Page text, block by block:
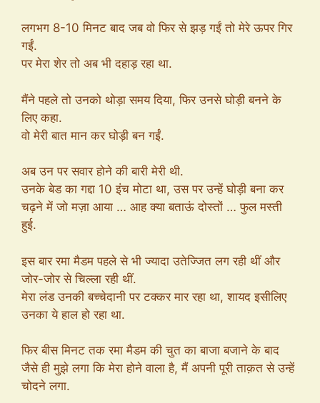
लगभग 8-10 मिनट बाद जब वो फिर से झड़ गईं तो मेरे ऊपर गिर
गईं.
पर मेरा शेर तो अब भी दहाड़ रहा था.
मैंने पहले तो उनको थोड़ा समय दिया, फिर उनसे घोड़ी बनने के
लिए कहा.
वो मेरी बात मान कर घोड़ी बन गईं.
अब उन पर सवार होने की बारी मेरी थी.
उनके बेड का गद्दा 10 इंच मोटा था, उस पर उन्हें घोड़ी बना कर
चढ़ने में जो मज़ा आया … आह क्या बताऊं दोस्तों … फुल मस्ती
हुई.
इस बार रमा मैडम पहले से भी ज्यादा उतेज्जित लग रही थीं और
जोर-जोर से चिल्ला रही थीं.
मेरा लंड उनकी बच्चेदानी पर टक्कर मार रहा था, शायद इसीलिए
उनका ये हाल हो रहा था.
फिर बीस मिनट तक रमा मैडम की चुत का बाजा बजाने के बाद
जैसे ही मुझे लगा कि मेरा होने वाला है, मैं अपनी पूरी ताक़त से उन्हें
चोदने लगा.